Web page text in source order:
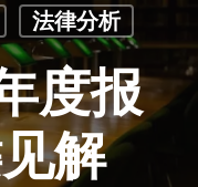
法律分析
度报
解